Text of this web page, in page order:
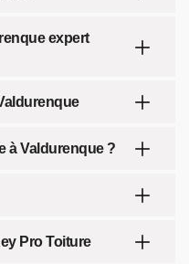
expert
à Valdurenque ?
Pro Toiture